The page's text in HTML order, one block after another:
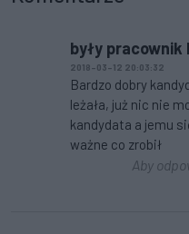
były pracownik
2018-03-12 20:03:32
Bardzo dobry
leżała, już nic nie
kandydata a jemu
ważne co zrobił
Aby